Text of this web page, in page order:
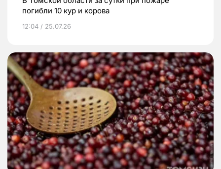
погибли 10 кур и корова
12:04 / 25.07.26